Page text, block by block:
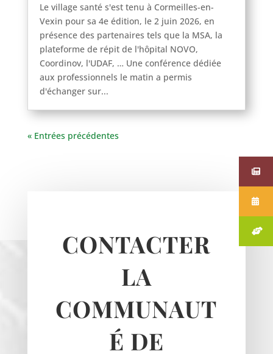
Le village santé s'est tenu à Cormeilles-en-
Vexin pour sa 4e édition, le 2 juin 2026, en
présence des partenaires tels que la MSA, la
plateforme de répit de l'hôpital NOVO,
Coordinov, l'UDAF, … Une conférence dédiée
aux professionnels le matin a permis
d'échanger sur...
« Entrées précédentes
CONTACTER
LA
COMMUNAUT
É DE